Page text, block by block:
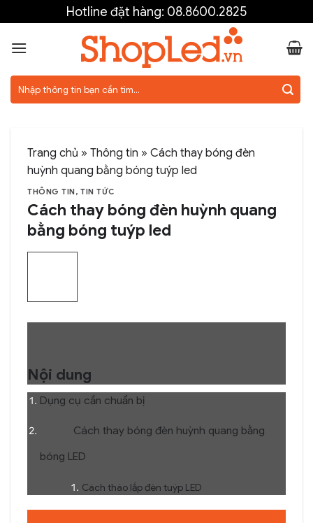
to
content
Hotline đặt hàng: 08.8600.2825
kiếm:
Trang chủ » Thông tin » Cách thay bóng đèn
huỳnh quang bằng bóng tuýp led
THÔNG TIN,TIN TỨC
Cách thay bóng đèn huỳnh quang
bằng bóng tuýp led
Nội dung
Dụng cụ cần chuẩn bị
Cách thay bóng đèn huỳnh quang bằng
bóng LED
Cách tháo lắp đèn tuýp LED